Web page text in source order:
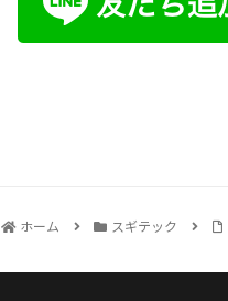
ホーム スギテック